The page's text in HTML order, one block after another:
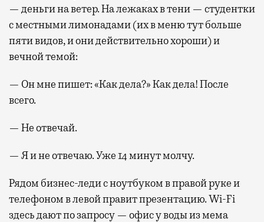
— деньги на ветер. На лежаках в тени — студентки
с местными лимонадами (их в меню тут больше
пяти видов, и они действительно хороши) и
вечной темой:
— Он мне пишет: «Как дела?» Как дела! После
всего.
— Не отвечай.
— Я и не отвечаю. Уже 14 минут молчу.
Рядом бизнес-леди с ноутбуком в правой руке и
телефоном в левой правит презентацию. Wi-Fi
здесь дают по запросу — офис у воды из мема